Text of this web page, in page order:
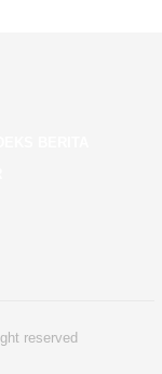
reserved